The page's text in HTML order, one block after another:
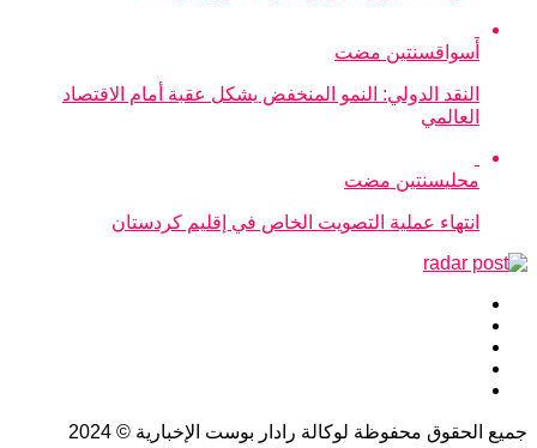
أسواقسنتين مضت
النقد الدولي: النمو المنخفض يشكل عقبة أمام الاقتصاد
العالمي
محليسنتين مضت
انتهاء عملية التصويت الخاص في إقليم كردستان
جميع الحقوق محفوظة لوكالة رادار بوست الإخبارية © 2024